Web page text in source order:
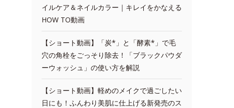
イルケア＆ネイルカラー｜キレイをかなえる
HOW TO動画
【ショート動画】「炭*」と「酵素*」で毛
穴の角栓をごっそり除去！「ブラックパウダ
ーウォッシュ」の使い方を解説
【ショート動画】軽めのメイクで過ごしたい
日にも！ふんわり美肌に仕上げる新発売のス